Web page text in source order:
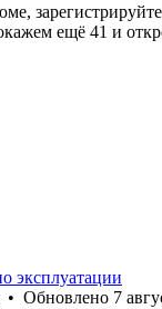
ещё 41 и
эксплуатации
• Обновлено 7